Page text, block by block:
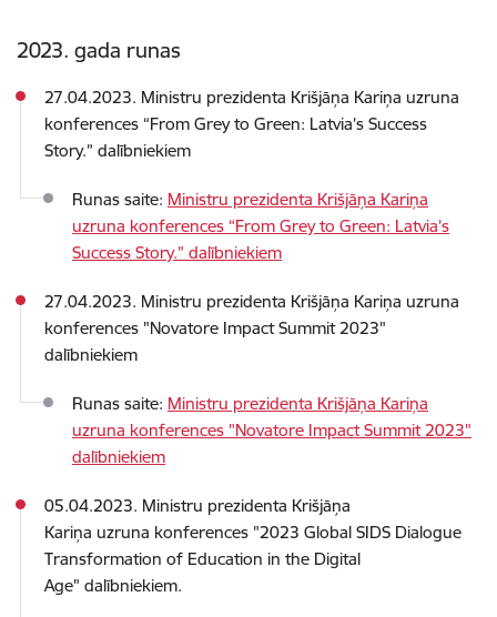
2023. gada runas
27.04.2023. Ministru prezidenta Krišjāņa Kariņa uzruna
konferences “From Grey to Green: Latvia’s Success
Story.” dalībniekiem
Runas saite: Ministru prezidenta Krišjāņa Kariņa
uzruna konferences “From Grey to Green: Latvia’s
Success Story.” dalībniekiem
27.04.2023. Ministru prezidenta Krišjāņa Kariņa uzruna
konferences "Novatore Impact Summit 2023"
dalībniekiem
Runas saite: Ministru prezidenta Krišjāņa Kariņa
uzruna konferences "Novatore Impact Summit 2023"
dalībniekiem
05.04.2023. Ministru prezidenta Krišjāņa
Kariņa uzruna konferences "2023 Global SIDS Dialogue
Transformation of Education in the Digital
Age" dalībniekiem.